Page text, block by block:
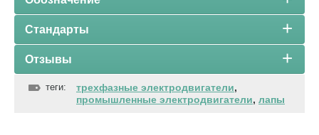
Стандарты
Отзывы
теги: трехфазные электродвигатели,
промышленные электродвигатели, лапы